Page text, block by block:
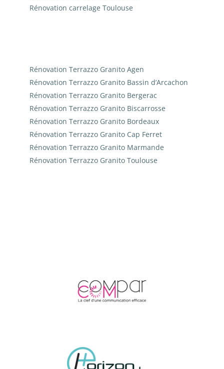
Rénovation carrelage Toulouse
Rénovation Terrazzo Granito Agen
Rénovation Terrazzo Granito Bassin d’Arcachon
Rénovation Terrazzo Granito Bergerac
Rénovation Terrazzo Granito Biscarrosse
Rénovation Terrazzo Granito Bordeaux
Rénovation Terrazzo Granito Cap Ferret
Rénovation Terrazzo Granito Marmande
Rénovation Terrazzo Granito Toulouse